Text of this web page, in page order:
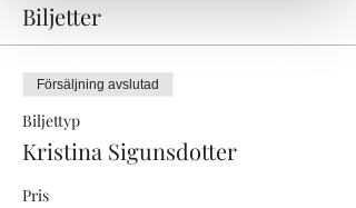
Biljetter
Försäljning avslutad
Biljettyp
Kristina Sigunsdotter
Pris